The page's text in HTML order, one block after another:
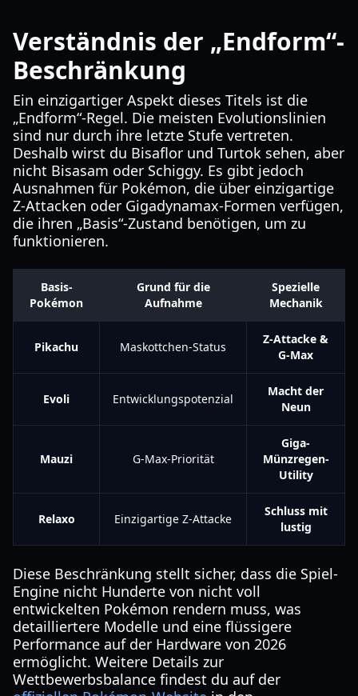
Verständnis der „Endform“-
Beschränkung
Ein einzigartiger Aspekt dieses Titels ist die
„Endform“-Regel. Die meisten Evolutionslinien
sind nur durch ihre letzte Stufe vertreten.
Deshalb wirst du Bisaflor und Turtok sehen, aber
nicht Bisasam oder Schiggy. Es gibt jedoch
Ausnahmen für Pokémon, die über einzigartige
Z-Attacken oder Gigadynamax-Formen verfügen,
die ihren „Basis“-Zustand benötigen, um zu
funktionieren.
Basis-
Pokémon
Grund für die
Aufnahme
Spezielle
Mechanik
Pikachu Maskottchen-Status
Z-Attacke &
G-Max
Evoli Entwicklungspotenzial
Macht der
Neun
Mauzi G-Max-Priorität
Giga-
Münzregen-
Utility
Relaxo Einzigartige Z-Attacke
Schluss mit
lustig
Diese Beschränkung stellt sicher, dass die Spiel-
Engine nicht Hunderte von nicht voll
entwickelten Pokémon rendern muss, was
detailliertere Modelle und eine flüssigere
Performance auf der Hardware von 2026
ermöglicht. Weitere Details zur
Wettbewerbsbalance findest du auf der